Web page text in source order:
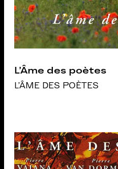
L’Âme des poètes
L'ÂME DES POÈTES